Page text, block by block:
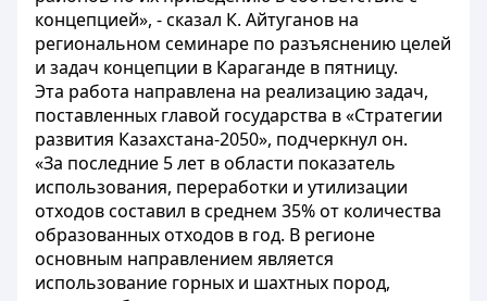
концепцией», - сказал К. Айтуганов на
региональном семинаре по разъяснению целей
и задач концепции в Караганде в пятницу.
Эта работа направлена на реализацию задач,
поставленных главой государства в «Стратегии
развития Казахстана-2050», подчеркнул он.
«За последние 5 лет в области показатель
использования, переработки и утилизации
отходов составил в среднем 35% от количества
образованных отходов в год. В регионе
основным направлением является
использование горных и шахтных пород,